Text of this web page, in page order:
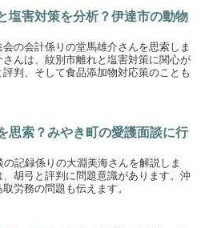
塩害対策を分析？伊達市の動物
の会計係りの堂馬雄介さんを思索しま
んは、紋別市離れと塩害対策に関心が
判、そして食品添加物対応策のことも
思索？みやき町の愛護面談に行
記録係りの大淵美海さんを解説しま
胡弓と評判に問題意識があります。沖
労務の問題も伝えます。